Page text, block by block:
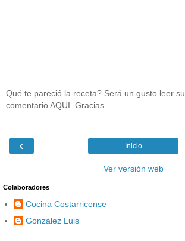
Qué te pareció la receta? Será un gusto leer su
comentario AQUI. Gracias
‹ Inicio
Ver versión web
Colaboradores
Cocina Costarricense
González Luis